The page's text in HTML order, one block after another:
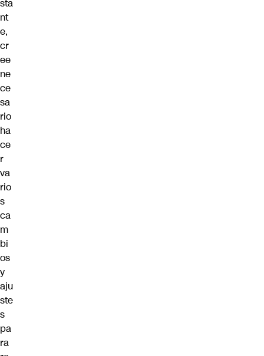
sta
nt
e,
cr
ee
ne
ce
sa
rio
ha
ce
r
va
rio
s
ca
m
bi
os
y
aju
ste
s
pa
ra